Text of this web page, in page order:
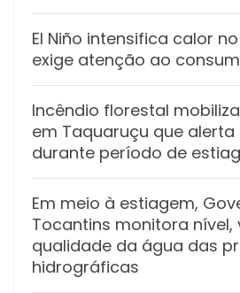
El Niño intensifica calor
exige atenção ao
Incêndio florestal
em Taquaruçu que
durante período de
Em meio à estiagem,
Tocantins monitora nível,
qualidade da água das
hidrográficas